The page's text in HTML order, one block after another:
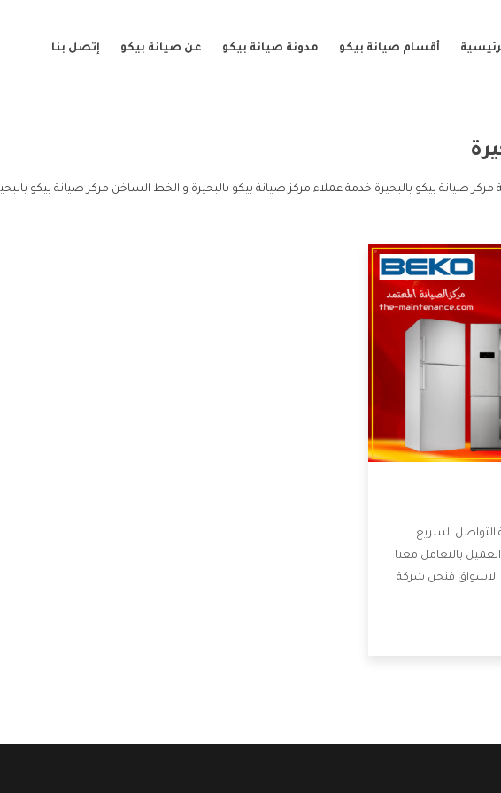
أقسام صيانة بيكو مدونة صيانة بيكو عن صيانة بيكو إتصل بنا
مركز صيانة بيكو بالبحيرة خدمة عملاء مركز صيانة بيكو بالبحيرة و الخط الساخن مركز صيانة بيكو
السريع
بالتعامل معنا
الاسواق فنحن شركة
تكون منها خدمة